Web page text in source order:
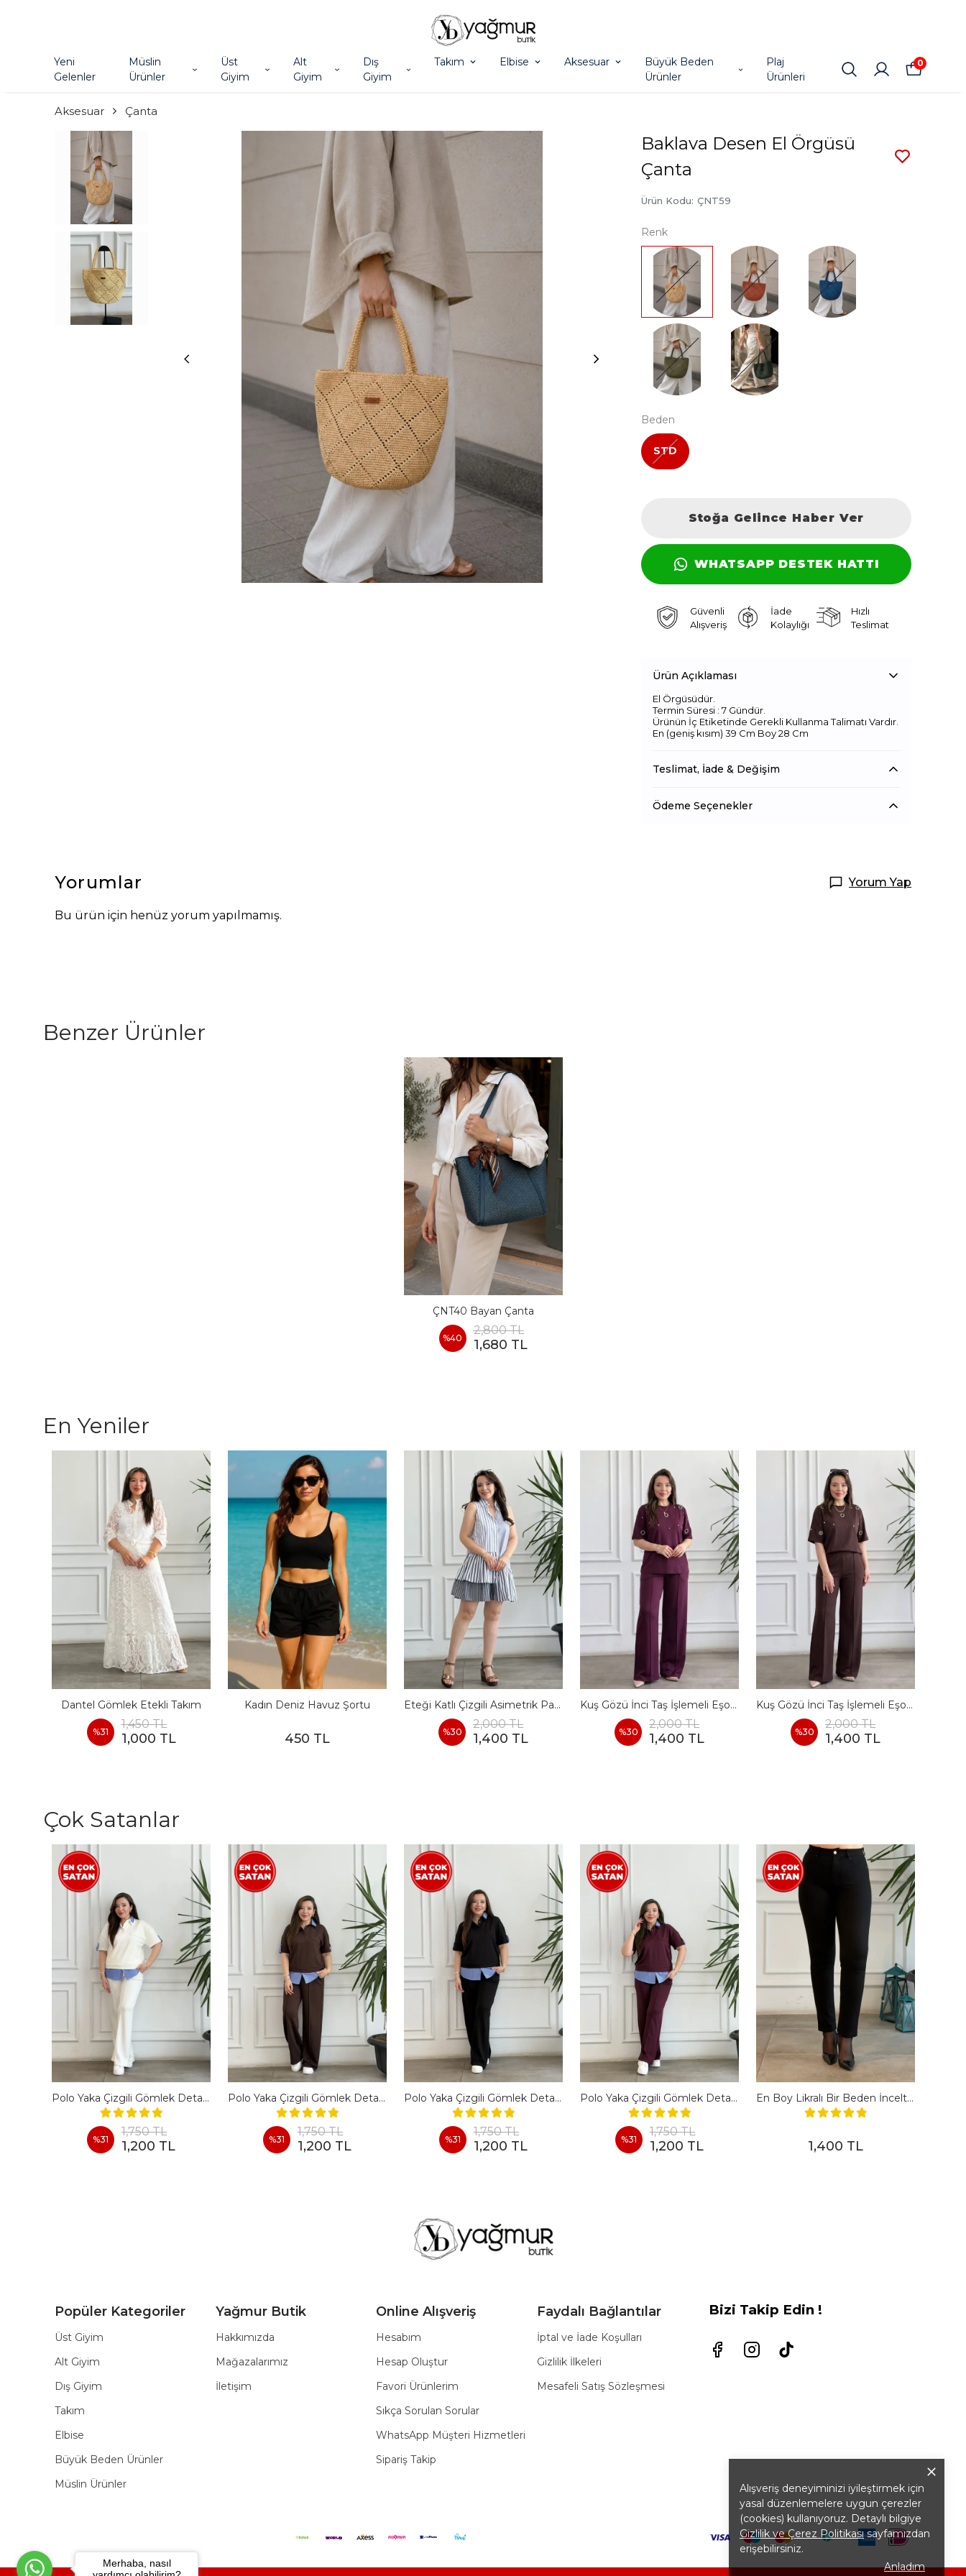
Yeni
Gelenler
Müslin
Ürünler
Üst
Giyim
Alt
Giyim
Dış
Giyim
Takım Elbise Aksesuar
Büyük Beden
Ürünler
Plaj
Ürünleri
0
Alışveriş deneyiminizi iyileştirmek için
yasal düzenlemelere uygun çerezler
(cookies) kullanıyoruz. Detaylı bilgiye
Gizlilik ve Çerez Politikasısayfamızdan
erişebilirsiniz.
Anladım
Aksesuar Çanta
Baklava Desen El Örgüsü
Çanta
Ürün Kodu: ÇNT59
Renk
Beden
STD
Stoğa Gelince Haber Ver
WHATSAPP DESTEK HATTI
Güvenli
Alışveriş
İade
Kolaylığı
Hızlı
Teslimat
Ürün Açıklaması
El Örgüsüdür.
Termin Süresi : 7 Gündür.
Ürünün İç Etiketinde Gerekli Kullanma Talimatı Vardır.
En (geniş kısım) 39 Cm Boy 28 Cm
Teslimat, İade & Değişim
Ödeme Seçenekler
Yorumlar Yorum Yap
Bu ürün için henüz yorum yapılmamış.
Benzer Ürünler
ÇNT40 Bayan Çanta
%40
2,800 TL
1,680 TL
En Yeniler
Dantel Gömlek Etekli Takım
%31
1,450 TL
1,000 TL
Kadın Deniz Havuz Şortu
450 TL
Eteği Katlı Çizgili Asimetrik Pamuk Elbise
%30
2,000 TL
1,400 TL
Kuş Gözü İnci Taş İşlemeli Eşofman Takımı - BORDO
%30
2,000 TL
1,400 TL
Kuş Gözü İnci Taş İşlemeli Eşofman Takımı - KAHVERENGI
%30
2,000 TL
1,400 TL
Çok Satanlar
Polo Yaka Çizgili Gömlek Detaylı Kısa Kollu Takım - BEYAZ
%31
1,750 TL
1,200 TL
Polo Yaka Çizgili Gömlek Detaylı Kısa Kollu Takım - KAHVERENGI
%31
1,750 TL
1,200 TL
Polo Yaka Çizgili Gömlek Detaylı Kısa Kollu Takım - SIYAH
%31
1,750 TL
1,200 TL
Polo Yaka Çizgili Gömlek Detaylı Kısa Kollu Takım - BORDO
%31
1,750 TL
1,200 TL
En Boy Likralı Bir Beden İncelten Pantolon - SIYAH
1,400 TL
Popüler Kategoriler
Üst Giyim
Alt Giyim
Dış Giyim
Takım
Elbise
Büyük Beden Ürünler
Müslin Ürünler
Yağmur Butik
Hakkımızda
Mağazalarımız
İletişim
Online Alışveriş
Hesabım
Hesap Oluştur
Favori Ürünlerim
Sıkça Sorulan Sorular
WhatsApp Müşteri Hizmetleri
Sipariş Takip
Faydalı Bağlantılar
İptal ve İade Koşulları
Gizlilik İlkeleri
Mesafeli Satış Sözleşmesi
Bizi Takip Edin !
Merhaba, nasıl